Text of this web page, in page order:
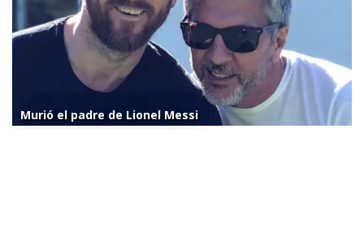
Murió el padre de Lionel Messi